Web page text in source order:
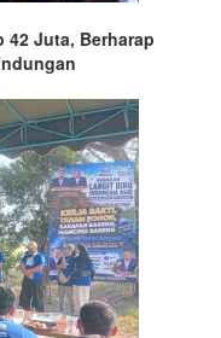
42 Juta, Berharap